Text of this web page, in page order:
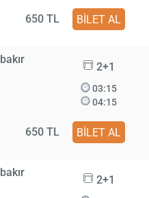
650 TL BİLET AL
2+1
03:15
04:15
650 TL BİLET AL
2+1